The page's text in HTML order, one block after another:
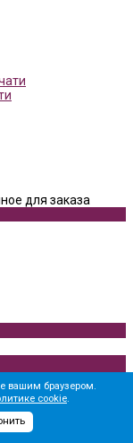
для заказа
вашим браузером.
cookie.